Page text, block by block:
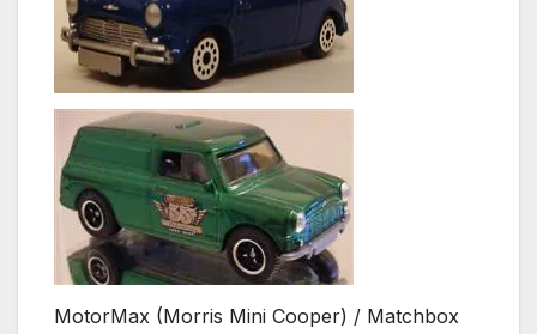
MotorMax (Morris Mini Cooper) / Matchbox